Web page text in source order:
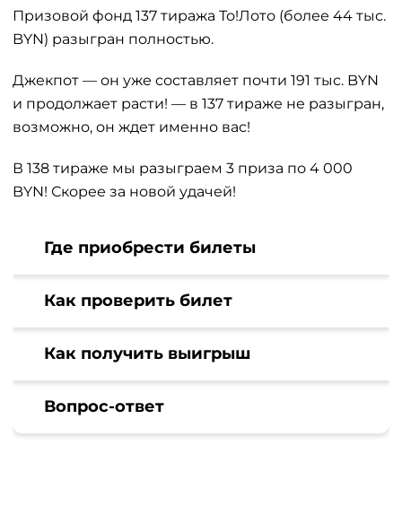
Призовой фонд 137 тиража То!Лото (более 44 тыс.
BYN) разыгран полностью.
Джекпот — он уже составляет почти 191 тыс. BYN
и продолжает расти! — в 137 тираже не разыгран,
возможно, он ждет именно вас!
В 138 тираже мы разыграем 3 приза по 4 000
BYN! Скорее за новой удачей!
Где приобрести билеты
Как проверить билет
Как получить выигрыш
Вопрос-ответ